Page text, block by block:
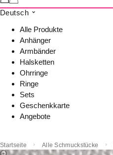
Deutsch
Alle Produkte
Anhänger
Armbänder
Halsketten
Ohrringe
Ringe
Sets
Geschenkkarte
Angebote
Startseite Alle Schmuckstücke